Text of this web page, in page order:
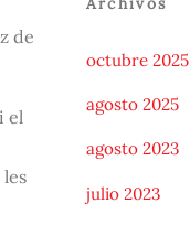
de
el
octubre 2025
agosto 2025
agosto 2023
julio 2023